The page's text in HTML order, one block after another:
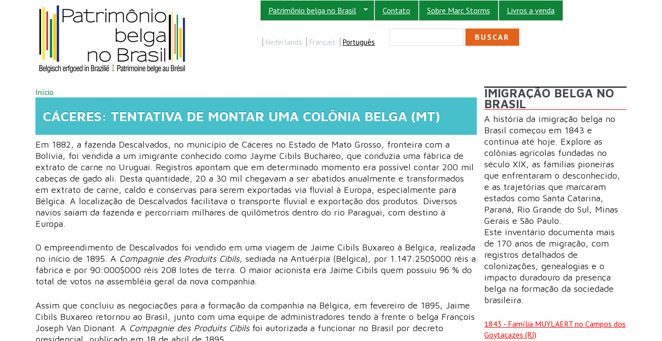
Pular para o conteúdo principal Patrimônio belga no Brasil Contato Sobre Marc Storms Livros a venda
Nederlands Français Português FORMULÁRIO DE BUSCA
VOCÊ ESTÁ AQUI
Início
CÁCERES: TENTATIVA DE MONTAR UMA COLÔNIA BELGA (MT)
Em 1882, a fazenda Descalvados, no município de Cáceres no Estado de Mato Grosso, fronteira com a
Bolívia, foi vendida a um imigrante conhecido como Jayme Cibils Buchareo, que conduzia uma fábrica de
extrato de carne no Uruguai. Registros apontam que em determinado momento era possível contar 200 mil
cabeças de gado ali. Desta quantidade, 20 a 30 mil chegavam a ser abatidos anualmente e transformados
em extrato de carne, caldo e conservas para serem exportadas via fluvial à Europa, especialmente para
Bélgica. A localização de Descalvados facilitava o transporte fluvial e exportação dos produtos. Diversos
navios saiam da fazenda e percorriam milhares de quilômetros dentro do rio Paraguai, com destino à
Europa.
O empreendimento de Descalvados foi vendido em uma viagem de Jaime Cibils Buxareo à Bélgica, realizada
no início de 1895. A Compagnie des Produits Cibils, sediada na Antuérpia (Bélgica), por 1.147:250$000 réis a
fábrica e por 90:000$000 réis 208 lotes de terra. O maior acionista era Jaime Cibils quem possuiu 96 % do
total de votos na assembléia geral da nova companhia.
Assim que concluiu as negociações para a formação da companhia na Bélgica, em fevereiro de 1895, Jaime
Cibils Buxareo retornou ao Brasil, junto com uma equipe de administradores tendo à frente o belga François
Joseph Van Dionant. A Compagnie des Produits Cibilsfoi autorizada a funcionar no Brasil por decreto
IMIGRAÇÃO BELGA NO
BRASIL
A história da imigração belga no
Brasil começou em 1843 e
continua até hoje. Explore as
colônias agrícolas fundadas no
século XIX, as famílias pioneiras
que enfrentaram o desconhecido,
e as trajetórias que marcaram
estados como Santa Catarina,
Paraná, Rio Grande do Sul, Minas
Gerais e São Paulo.
Este inventário documenta mais
de 170 anos de migração, com
registros detalhados de
colonizações, genealogias e o
impacto duradouro da presença
belga na formação da sociedade
brasileira.
1843 - Família MUYLAERT no Campos dos
Goytacazes (RJ)